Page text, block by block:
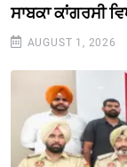
ਸਾਬਕਾ ਕਾਂਗਰਸੀ
AUGUST 1, 2026